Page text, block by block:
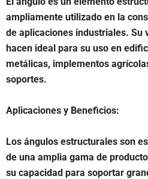
ampliamente utilizado en la
de aplicaciones industriales. Su
hacen ideal para su uso en
metálicas, implementos
soportes.
Aplicaciones y Beneficios:
Los ángulos estructurales son
de una amplia gama de
su capacidad para soportar